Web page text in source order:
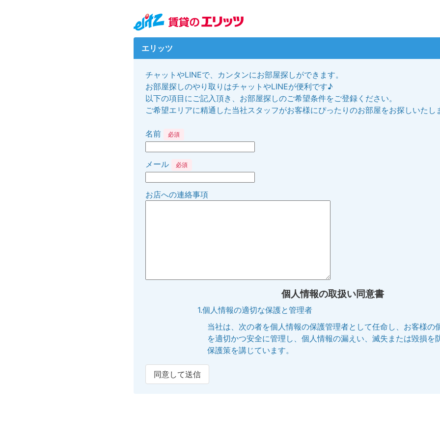
エリッツ
チャットやLINEで、カンタンにお部屋探しができます。
お部屋探しのやり取りはチャットやLINEが便利です♪
以下の項目にご記入頂き、お部屋探しのご希望条件をご登録ください。
ご希望エリアに精通した当社スタッフがお客様にぴったりのお部屋をお探しいたし
名前 必須
メール 必須
お店への連絡事項
個人情報の取扱い同意書
1.個人情報の適切な保護と管理者
当社は、次の者を個人情報の保護管理者として任命し、お客様の
を適切かつ安全に管理し、個人情報の漏えい、滅失または毀損を
保護策を講じています。
同意して送信